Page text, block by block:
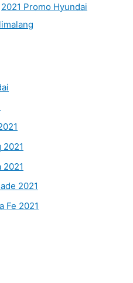
2021 Promo Hyundai
2021
2021
Fe 2021